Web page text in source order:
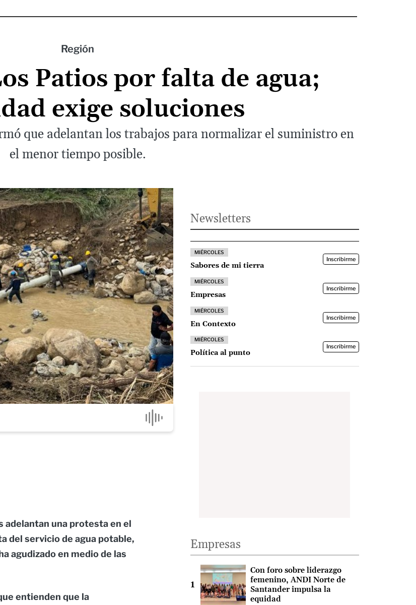
Región
Patios por falta de agua;
exige soluciones
que adelantan los trabajos para normalizar el suministro en
el menor tiempo posible.
adelantan una protesta en el
del servicio de agua potable,
agudizado en medio de las
entienden que la
Newsletters
MIÉRCOLES
Sabores de mi tierra
Inscribirme
MIÉRCOLES
Empresas
Inscribirme
MIÉRCOLES
En Contexto
Inscribirme
MIÉRCOLES
Política al punto
Inscribirme
Empresas
Con foro sobre liderazgo
femenino, ANDI Norte de
Santander impulsa la
equidad